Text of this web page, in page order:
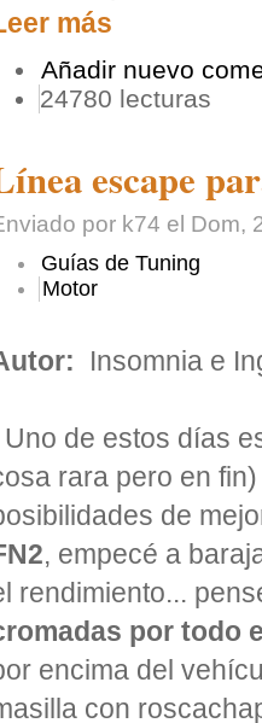
más
Añadir nuevo
24780 lecturas
escape
por k74 el Dom,
Guías de Tuning
Motor
Insomnia e
Uno de estos días
rara pero en
de
, empecé a
rendimiento...
por todo
encima del
con